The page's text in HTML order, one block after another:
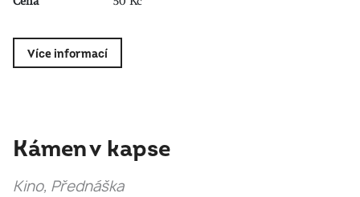
Více informací
Kámen v kapse
Kino, Přednáška